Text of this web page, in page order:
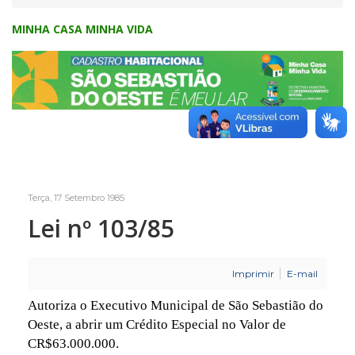
MINHA CASA MINHA VIDA
Terça, 17 Setembro 1985
Lei nº 103/85
Imprimir E-mail
Autoriza o Executivo Municipal de São Sebastião do
Oeste, a abrir um Crédito Especial no Valor de
CR$63.000.000.